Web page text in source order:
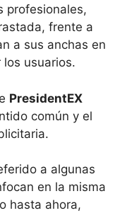
profesionales,
frente a
a sus anchas en
usuarios.
PresidentEX
común y el
a algunas
en la misma
hasta ahora,